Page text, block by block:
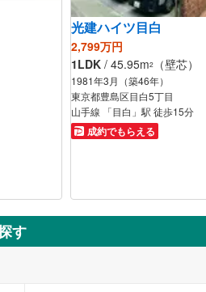
光建ハイツ目白
2,799万円
1LDK / 45.95m2 （壁芯）
1981年3月（築46年）
東京都豊島区目白5丁目
山手線 「目白」駅 徒歩15分
成約でもらえる
す